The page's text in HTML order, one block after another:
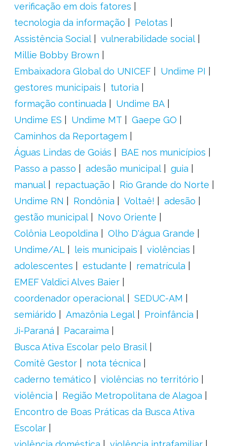
verificação em dois fatores
tecnologia da informação
Pelotas
Assistência Social
vulnerabilidade social
Millie Bobby Brown
Embaixadora Global do UNICEF
Undime PI
gestores municipais
tutoria
formação continuada
Undime BA
Undime ES
Undime MT
Gaepe GO
Caminhos da Reportagem
Águas Lindas de Goiás
BAE nos municípios
Passo a passo
adesão municipal
guia
manual
repactuação
Rio Grande do Norte
Undime RN
Rondônia Voltaê!
adesão
gestão municipal
Novo Oriente
Colônia Leopoldina
Olho D'água Grande
Undime/AL
leis municipais
violências
adolescentes
estudante
rematrícula
EMEF Valdici Alves Baier
coordenador operacional
SEDUC-AM
semiárido
Amazônia Legal
Proinfância
Ji-Paraná
Pacaraima
Busca Ativa Escolar pelo Brasil
Comitê Gestor
nota técnica
caderno temático
violências no território
violência
Região Metropolitana de Alagoa
Encontro de Boas Práticas da Busca Ativa
Escolar